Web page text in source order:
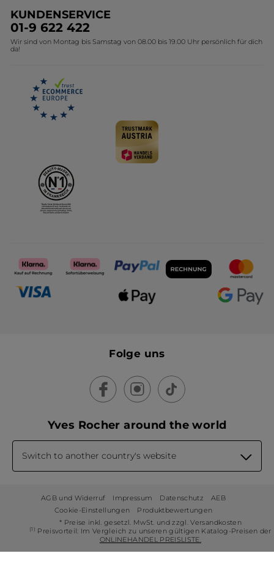
Geschenkideen Yves Rocher
Kollektion Monoi Yves Rocher
Umweltstiftung YR
Affiliate Programm
KUNDENSERVICE
01-9 622 422
Wir sind von Montag bis Samstag von 08.00 bis 19.00 Uhr persönlich für dich
da!
Folge uns
Yves Rocher around the world
Switch to another country's website
AGB und Widerruf Impressum Datenschutz
AEB
Cookie-Einstellungen
Produktbewertungen
* Preise inkl. gesetzl. MwSt. und zzgl. Versandkosten
(1) Preisvorteil: Im Vergleich zu unseren gültigen Katalog-Preisen der
ONLINEHANDEL PREISLISTE.